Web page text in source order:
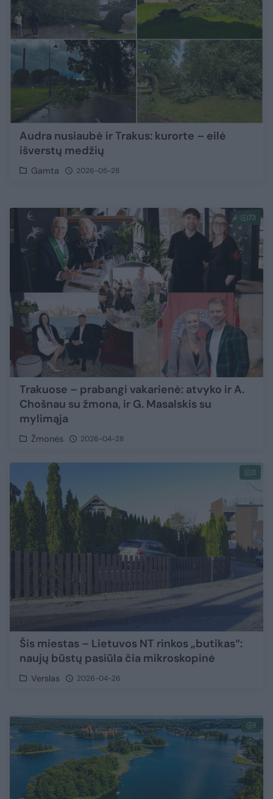
Audra nusiaubė ir Trakus: kurorte – eilė
išverstų medžių
Gamta 2026-05-28
73
Trakuose – prabangi vakarienė: atvyko ir A.
Chošnau su žmona, ir G. Masalskis su
mylimąja
Žmonės 2026-04-28
3
Šis miestas – Lietuvos NT rinkos „butikas“:
naujų būstų pasiūla čia mikroskopinė
Verslas 2026-04-26
1